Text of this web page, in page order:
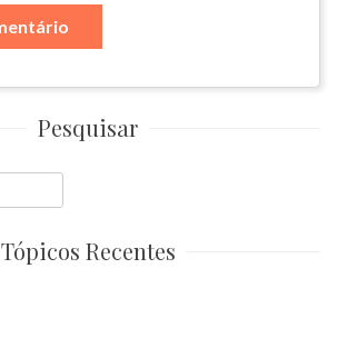
Pesquisar
Tópicos Recentes